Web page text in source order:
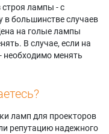
строя лампы - с
в большинстве случаев
на голые лампы
В случае, если на
необходимо менять
ламп для проекторов
репутацию надежного